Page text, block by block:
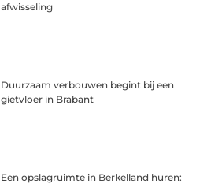
afwisseling
Duurzaam verbouwen begint bij een
gietvloer in Brabant
Een opslagruimte in Berkelland huren: